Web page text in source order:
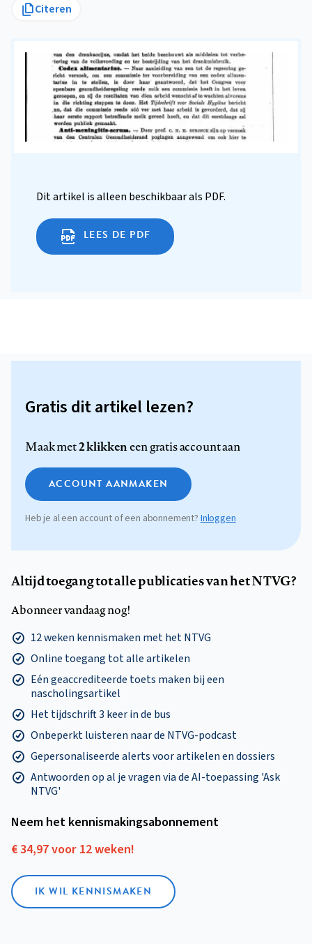
Citeren
Dit artikel is alleen beschikbaar als PDF.
LEES DE PDF
Gratis dit artikel lezen?
Maak met2 klikkeneen gratis account aan
ACCOUNT AANMAKEN
Heb je al een account of een abonnement? Inloggen
Altijd toegang tot alle publicaties van het NTVG?
Abonneer vandaag nog!
12 weken kennismaken met het NTVG
Online toegang tot alle artikelen
Eén geaccrediteerde toets maken bij een
nascholingsartikel
Het tijdschrift 3 keer in de bus
Onbeperkt luisteren naar de NTVG-podcast
Gepersonaliseerde alerts voor artikelen en dossiers
Antwoorden op al je vragen via de AI-toepassing 'Ask
NTVG'
Neem het kennismakings­abonnement
€ 34,97 voor 12 weken!
IK WIL KENNISMAKEN